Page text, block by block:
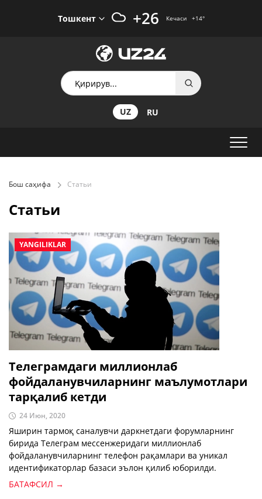
Тошкент +26 Кечаси +14°
UZ RU
Бош саҳифа Статьи
Статьи
YANGILIKLAR
Телеграмдаги миллионлаб
фойдаланувчиларнинг маълумотлари
тарқалиб кетди
24 Июн, 2020
Яширин тармоқ саналувчи даркнетдаги форумларнинг
бирида Телеграм мессенжеридаги миллионлаб
фойдаланувчиларнинг телефон рақамлари ва уникал
идентификаторлар базаси эълон қилиб юборилди.
БАТАФСИЛ →